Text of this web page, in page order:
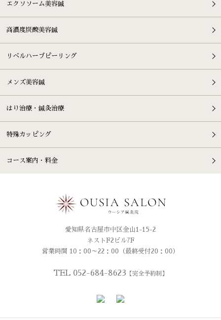
エクソソーム美容鍼
高濃度炭酸美容鍼
リベルハーブピーリング
メンズ美容鍼
はり治療・鍼灸治療
特殊カッピング
コース案内・料金
愛知県名古屋市中区金山1-15-2
ネストF2ビル7F
営業時間 10：00～22：00（最終受付20：00）
TEL 052-684-8623 【完全予約制】